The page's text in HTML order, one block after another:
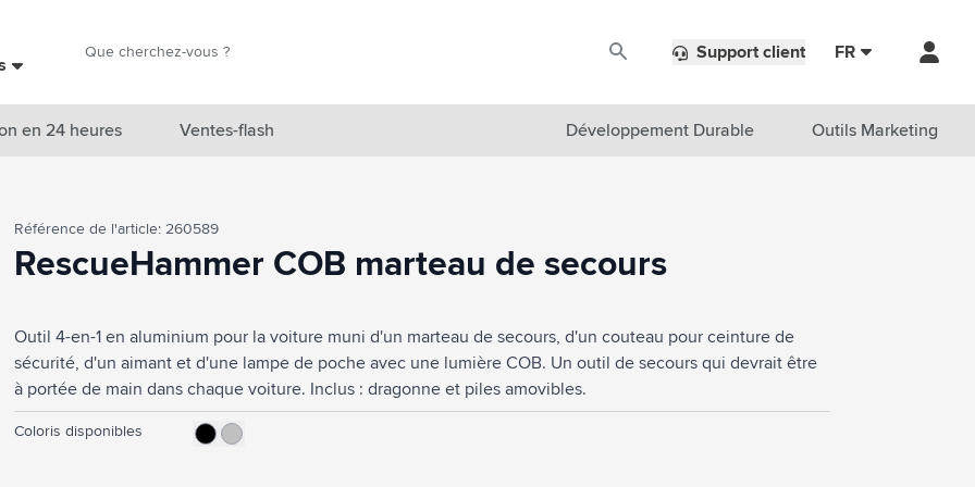
Marques
Accessoires boissons
Sacs & Voyage
Cuisiner & Vivre
Produits de soin
Support client FR
en 24 heures Ventes-flash Développement Durable Outils Marketing
Référence de l'article: 260589
RescueHammer COB marteau de secours
Outil 4-en-1 en aluminium pour la voiture muni d'un marteau de secours, d'un couteau pour ceinture de
sécurité, d'un aimant et d'une lampe de poche avec une lumière COB. Un outil de secours qui devrait être
à portée de main dans chaque voiture. Inclus : dragonne et piles amovibles.
Coloris disponibles